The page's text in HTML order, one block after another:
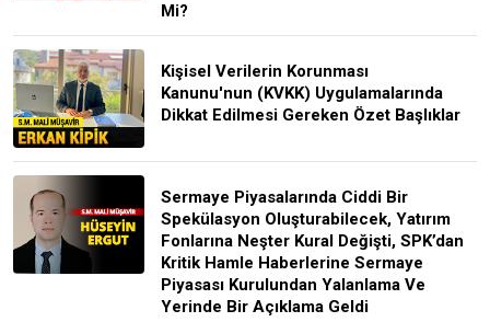
Mi?
Kişisel Verilerin Korunması
Kanunu'nun (KVKK) Uygulamalarında
Dikkat Edilmesi Gereken Özet Başlıklar
Sermaye Piyasalarında Ciddi Bir
Spekülasyon Oluşturabilecek, Yatırım
Fonlarına Neşter Kural Değişti, SPK’dan
Kritik Hamle Haberlerine Sermaye
Piyasası Kurulundan Yalanlama Ve
Yerinde Bir Açıklama Geldi